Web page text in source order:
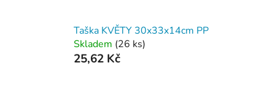
Taška KVĚTY 30x33x14cm PP
Skladem (26 ks)
25,62 Kč